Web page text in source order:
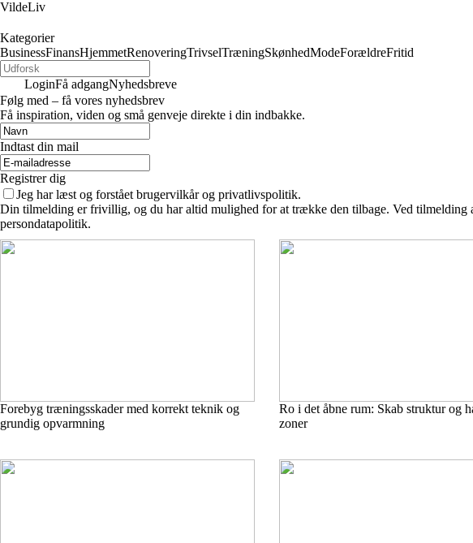
VildeLiv
Kategorier
BusinessFinansHjemmetRenoveringTrivselTræningSkønhedModeForældreFritid
LoginFå adgangNyhedsbreve
Følg med – få vores nyhedsbrev
Få inspiration, viden og små genveje direkte i din indbakke.
Indtast din mail
Registrer dig
Jeg har læst og forstået brugervilkår og privatlivspolitik.
Din tilmelding er frivillig, og du har altid mulighed for at trække den tilbage. Ved tilmelding
persondatapolitik.
Forebyg træningsskader med korrekt teknik og
grundig opvarmning
Ro i det åbne rum: Skab struktur og
zoner